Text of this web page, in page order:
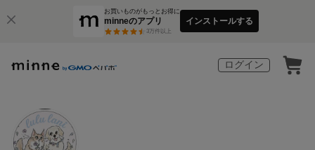
お買いものがもっとお得に
minneのアプリ
3万件以上
インストールする
ログイン